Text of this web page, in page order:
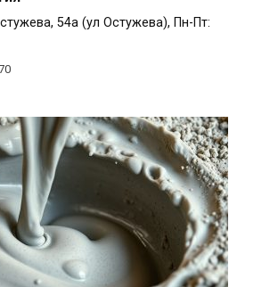
54а (ул Остужева), Пн-Пт: